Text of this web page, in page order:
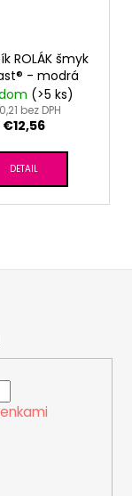
ROLÁK šmyk
- modrá
(>5 ks)
bez DPH
€12,56
DETAIL